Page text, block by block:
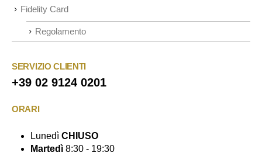
Fidelity Card
Regolamento
SERVIZIO CLIENTI
+39 02 9124 0201
ORARI
Lunedì CHIUSO
Martedì 8:30 - 19:30